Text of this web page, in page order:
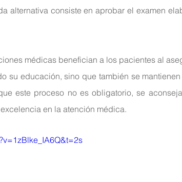
alternativa consiste en aprobar el examen
médicas benefician a los pacientes al
su educación, sino que también se
este proceso no es obligatorio, se
en la atención médica.